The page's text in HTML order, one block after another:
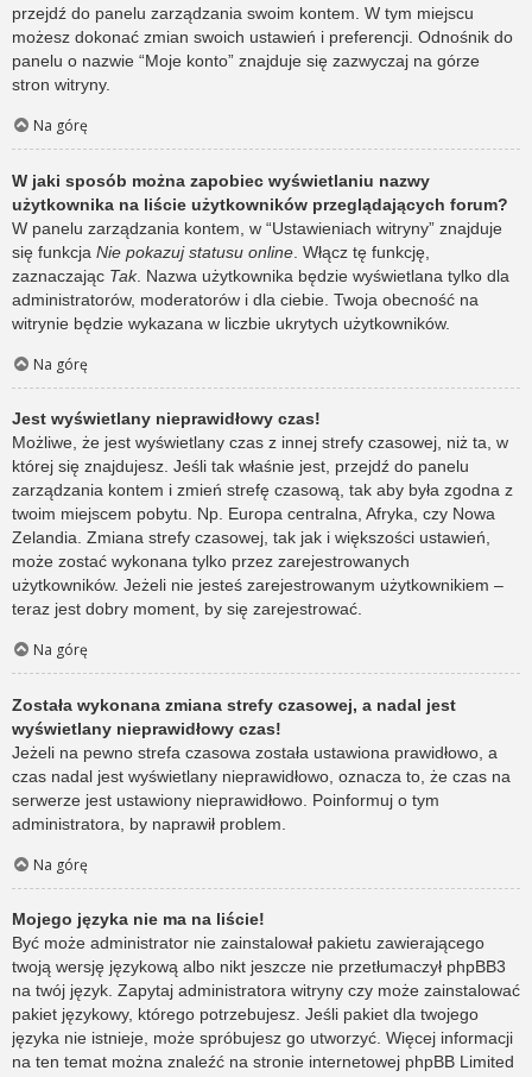
przejdź do panelu zarządzania swoim kontem. W tym miejscu
możesz dokonać zmian swoich ustawień i preferencji. Odnośnik do
panelu o nazwie “Moje konto” znajduje się zazwyczaj na górze
stron witryny.
Na górę
W jaki sposób można zapobiec wyświetlaniu nazwy
użytkownika na liście użytkowników przeglądających forum?
W panelu zarządzania kontem, w “Ustawieniach witryny” znajduje
się funkcja Nie pokazuj statusu online . Włącz tę funkcję,
zaznaczając Tak. Nazwa użytkownika będzie wyświetlana tylko dla
administratorów, moderatorów i dla ciebie. Twoja obecność na
witrynie będzie wykazana w liczbie ukrytych użytkowników.
Na górę
Jest wyświetlany nieprawidłowy czas!
Możliwe, że jest wyświetlany czas z innej strefy czasowej, niż ta, w
której się znajdujesz. Jeśli tak właśnie jest, przejdź do panelu
zarządzania kontem i zmień strefę czasową, tak aby była zgodna z
twoim miejscem pobytu. Np. Europa centralna, Afryka, czy Nowa
Zelandia. Zmiana strefy czasowej, tak jak i większości ustawień,
może zostać wykonana tylko przez zarejestrowanych
użytkowników. Jeżeli nie jesteś zarejestrowanym użytkownikiem –
teraz jest dobry moment, by się zarejestrować.
Na górę
Została wykonana zmiana strefy czasowej, a nadal jest
wyświetlany nieprawidłowy czas!
Jeżeli na pewno strefa czasowa została ustawiona prawidłowo, a
czas nadal jest wyświetlany nieprawidłowo, oznacza to, że czas na
serwerze jest ustawiony nieprawidłowo. Poinformuj o tym
administratora, by naprawił problem.
Na górę
Mojego języka nie ma na liście!
Być może administrator nie zainstalował pakietu zawierającego
twoją wersję językową albo nikt jeszcze nie przetłumaczył phpBB3
na twój język. Zapytaj administratora witryny czy może zainstalować
pakiet językowy, którego potrzebujesz. Jeśli pakiet dla twojego
języka nie istnieje, może spróbujesz go utworzyć. Więcej informacji
na ten temat można znaleźć na stronie internetowej phpBB Limited